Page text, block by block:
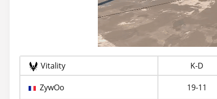
Vitality K-D
ZywOo 19-11